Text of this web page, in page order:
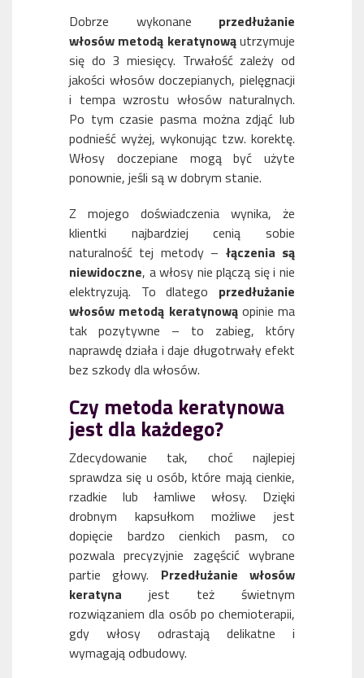
Dobrze wykonane przedłużanie
włosów metodą keratynowąutrzymuje
się do 3 miesięcy. Trwałość zależy od
jakości włosów doczepianych, pielęgnacji
i tempa wzrostu włosów naturalnych.
Po tym czasie pasma można zdjąć lub
podnieść wyżej, wykonując tzw. korektę.
Włosy doczepiane mogą być użyte
ponownie, jeśli są w dobrym stanie.
Z mojego doświadczenia wynika, że
klientki najbardziej cenią sobie
naturalność tej metody – łączenia są
niewidoczne, a włosy nie plączą się i nie
elektryzują. To dlatego przedłużanie
włosów metodą keratynową opinie ma
tak pozytywne – to zabieg, który
naprawdę działa i daje długotrwały efekt
bez szkody dla włosów.
Czy metoda keratynowa
jest dla każdego?
Zdecydowanie tak, choć najlepiej
sprawdza się u osób, które mają cienkie,
rzadkie lub łamliwe włosy. Dzięki
drobnym kapsułkom możliwe jest
dopięcie bardzo cienkich pasm, co
pozwala precyzyjnie zagęścić wybrane
partie głowy. Przedłużanie włosów
keratyna jest też świetnym
rozwiązaniem dla osób po chemioterapii,
gdy włosy odrastają delikatne i
wymagają odbudowy.